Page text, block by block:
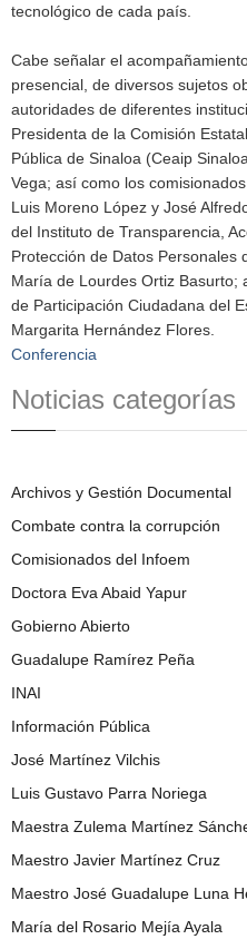
tecnológico de cada país.
Cabe señalar el
presencial, de diversos sujetos
autoridades de diferentes
Presidenta de la Comisión
Pública de Sinaloa (Ceaip
Vega; así como los
Luis Moreno López y José
del Instituto de Transparencia,
Protección de Datos Personales
María de Lourdes Ortiz Basurto;
de Participación Ciudadana del
Margarita Hernández Flores.
Conferencia
Noticias categorías
Archivos y Gestión Documental
Combate contra la corrupción
Comisionados del Infoem
Doctora Eva Abaid Yapur
Gobierno Abierto
Guadalupe Ramírez Peña
INAI
Información Pública
José Martínez Vilchis
Luis Gustavo Parra Noriega
Maestra Zulema Martínez
Maestro Javier Martínez Cruz
Maestro José Guadalupe Luna
María del Rosario Mejía Ayala